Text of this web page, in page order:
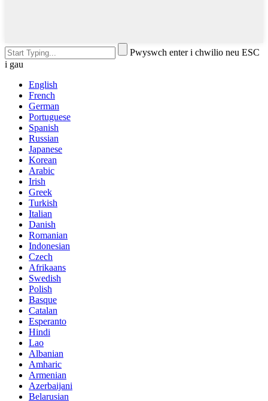
Pwyswch enter i chwilio neu ESC
i gau
English
French
German
Portuguese
Spanish
Russian
Japanese
Korean
Arabic
Irish
Greek
Turkish
Italian
Danish
Romanian
Indonesian
Czech
Afrikaans
Swedish
Polish
Basque
Catalan
Esperanto
Hindi
Lao
Albanian
Amharic
Armenian
Azerbaijani
Belarusian